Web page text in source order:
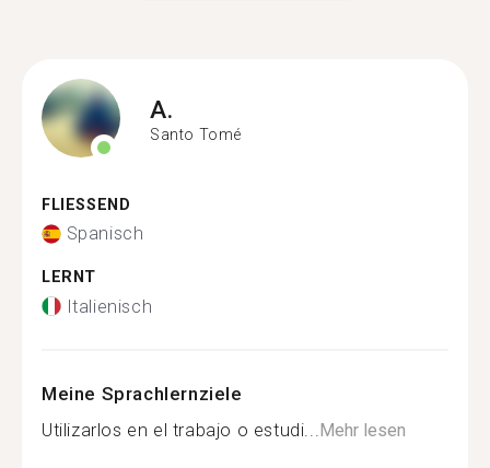
A.
Santo Tomé
FLIESSEND
Spanisch
LERNT
Italienisch
Meine Sprachlernziele
Utilizarlos en el trabajo o estudi... Mehr lesen